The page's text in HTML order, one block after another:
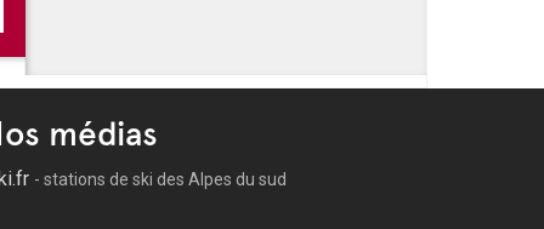
sonore et visuelle dans le monde
des Carrières de Lumières
médias
- stations de ski des Alpes du sud